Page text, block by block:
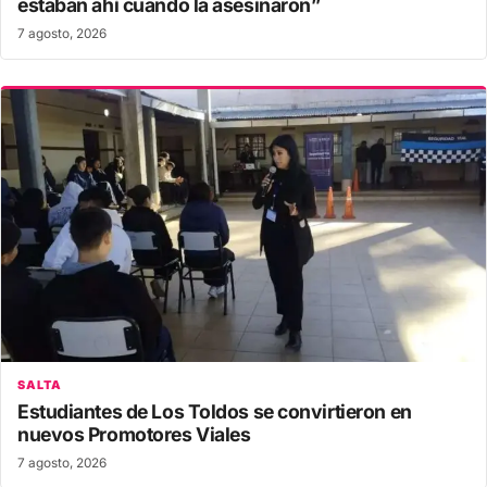
estaban ahí cuando la asesinaron”
7 agosto, 2026
SALTA
Estudiantes de Los Toldos se convirtieron en
nuevos Promotores Viales
7 agosto, 2026